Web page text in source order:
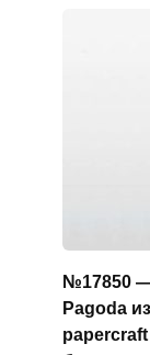
№17850 —
Pagoda